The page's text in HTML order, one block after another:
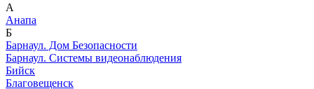
А
Анапа
Б
Барнаул. Дом Безопасности
Барнаул. Системы видеонаблюдения
Бийск
Благовещенск